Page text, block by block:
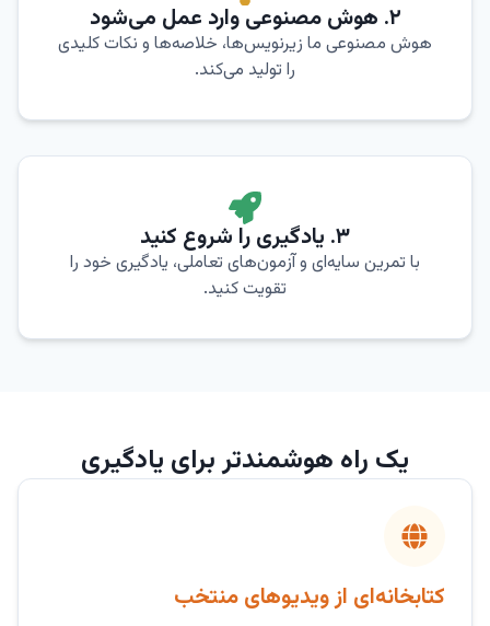
۲. هوش مصنوعی وارد عمل می‌شود
هوش مصنوعی ما زیرنویس‌ها، خلاصه‌ها و نکات کلیدی
را تولید می‌کند.
۳. یادگیری را شروع کنید
با تمرین سایه‌ای و آزمون‌های تعاملی، یادگیری خود را
تقویت کنید.
یک راه هوشمندتر برای یادگیری
کتابخانه‌ای از ویدیوهای منتخب